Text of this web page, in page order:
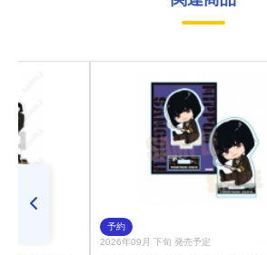
予約
2026年09月 下旬 発売予定